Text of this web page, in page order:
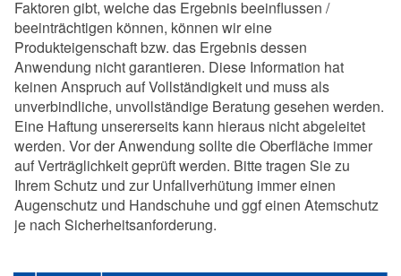
Faktoren gibt, welche das Ergebnis beeinflussen /
beeinträchtigen können, können wir eine
Produkteigenschaft bzw. das Ergebnis dessen
Anwendung nicht garantieren. Diese Information hat
keinen Anspruch auf Vollständigkeit und muss als
unverbindliche, unvollständige Beratung gesehen werden.
Eine Haftung unsererseits kann hieraus nicht abgeleitet
werden. Vor der Anwendung sollte die Oberfläche immer
auf Verträglichkeit geprüft werden. Bitte tragen Sie zu
Ihrem Schutz und zur Unfallverhütung immer einen
Augenschutz und Handschuhe und ggf einen Atemschutz
je nach Sicherheitsanforderung.